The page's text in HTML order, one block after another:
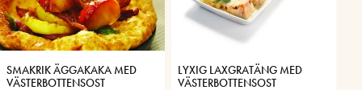
SMAKRIK ÄGGAKAKA MED
VÄSTERBOTTENSOST
LYXIG LAXGRATÄNG MED
VÄSTERBOTTENSOST